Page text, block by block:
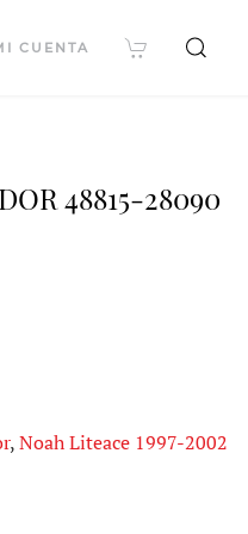
CUENTA
48815-28090
,Noah Liteace 1997-2002